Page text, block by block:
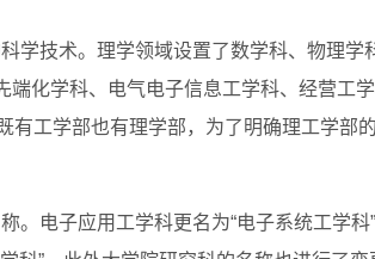
学技术。理学领域设置了数学科、物理学
化学科、电气电子信息工学科、经营工学
有工学部也有理学部，为了明确理工学部
。电子应用工学科更名为“电子系统工学科